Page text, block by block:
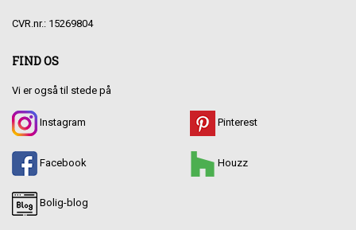
CVR.nr.: 15269804
FIND OS
Vi er også til stede på
Instagram
Facebook
Bolig-blog
Pinterest
Houzz